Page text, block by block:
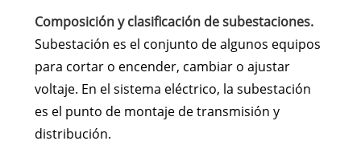
Composición y clasificación de subestaciones.
Subestación es el conjunto de algunos equipos
para cortar o encender, cambiar o ajustar
voltaje. En el sistema eléctrico, la subestación
es el punto de montaje de transmisión y
distribución.